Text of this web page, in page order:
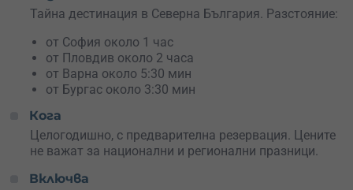
електрически велосипеди допарапланеризъм и конна
сноуборд училище, моторни шейни, и трансфер до ски
писти. А за релакс след изпълнения с приключения ден
– руска външна сауна, финландска сауна и парна баня
– за теб и любимия човек.
Поръчай ваучер и изненадай любим човек с
романтична и активна почивка сред Рила – където
магията на планината се среща с комфорта и вкуса
към живота.
Тайна дестинация в Северна България. Разстояние:
от София около 1 час
от Пловдив около 2 часа
от Варна около 5:30 мин
от Бургас около 3:30 мин
Кога
Целогодишно, с предварителна резервация. Цените
не важат за национални и регионални празници.
Включва